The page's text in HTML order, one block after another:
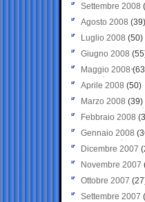
Settembre 2008
Agosto 2008 (39)
Luglio 2008 (50)
Giugno 2008
Maggio 2008
Aprile 2008 (50)
Marzo 2008 (39)
Febbraio 2008
Gennaio 2008
Dicembre 2007
Novembre 2007
Ottobre 2007
Settembre 2007